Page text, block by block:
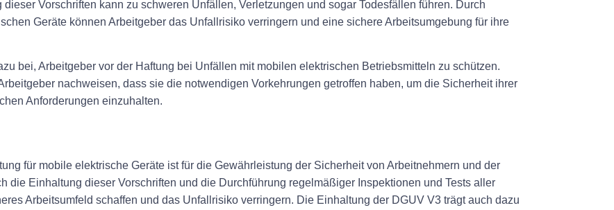
Vorschriften kann zu schweren Unfällen, Verletzungen und sogar Todesfällen führen. Durch
Geräte können Arbeitgeber das Unfallrisiko verringern und eine sichere Arbeitsumgebung für ihre
bei, Arbeitgeber vor der Haftung bei Unfällen mit mobilen elektrischen Betriebsmitteln zu schützen.
nachweisen, dass sie die notwendigen Vorkehrungen getroffen haben, um die Sicherheit ihrer
Anforderungen einzuhalten.
für mobile elektrische Geräte ist für die Gewährleistung der Sicherheit von Arbeitnehmern und der
die Einhaltung dieser Vorschriften und die Durchführung regelmäßiger Inspektionen und Tests aller
Arbeitsumfeld schaffen und das Unfallrisiko verringern. Die Einhaltung der DGUV V3 trägt auch dazu